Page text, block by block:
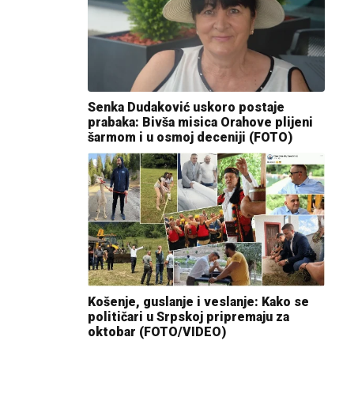
Senka Dudaković uskoro postaje
prabaka: Bivša misica Orahove plijeni
šarmom i u osmoj deceniji (FOTO)
Košenje, guslanje i veslanje: Kako se
političari u Srpskoj pripremaju za
oktobar (FOTO/VIDEO)